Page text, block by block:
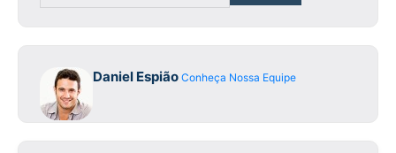
Daniel Espião Conheça Nossa Equipe